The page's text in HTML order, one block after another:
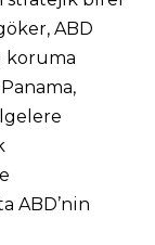
ABD
koruma
ABD’nin